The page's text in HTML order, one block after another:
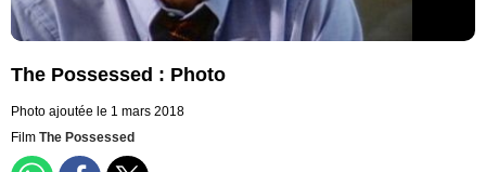
The Possessed : Photo
Photo ajoutée le 1 mars 2018
Film The Possessed